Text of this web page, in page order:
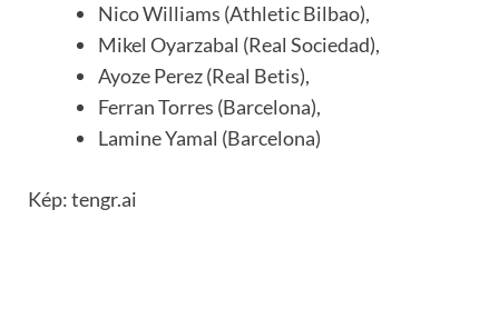
Nico Williams (Athletic Bilbao),
Mikel Oyarzabal (Real Sociedad),
Ayoze Perez (Real Betis),
Ferran Torres (Barcelona),
Lamine Yamal (Barcelona)
Kép: tengr.ai